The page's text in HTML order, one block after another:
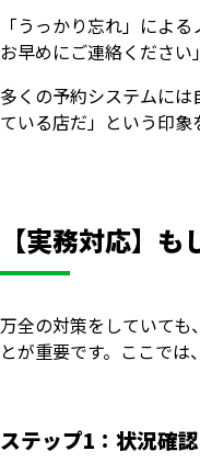
「うっかり忘れ」によ
お早めにご連絡くださ
多くの予約システムに
ている店だ」という印
【実務対応】
万全の対策をしていて
とが重要です。ここで
ステップ1：状況確認